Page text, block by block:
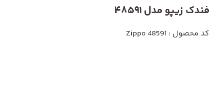
فندک زیپو مدل 48591
کد محصول : Zippo 48591